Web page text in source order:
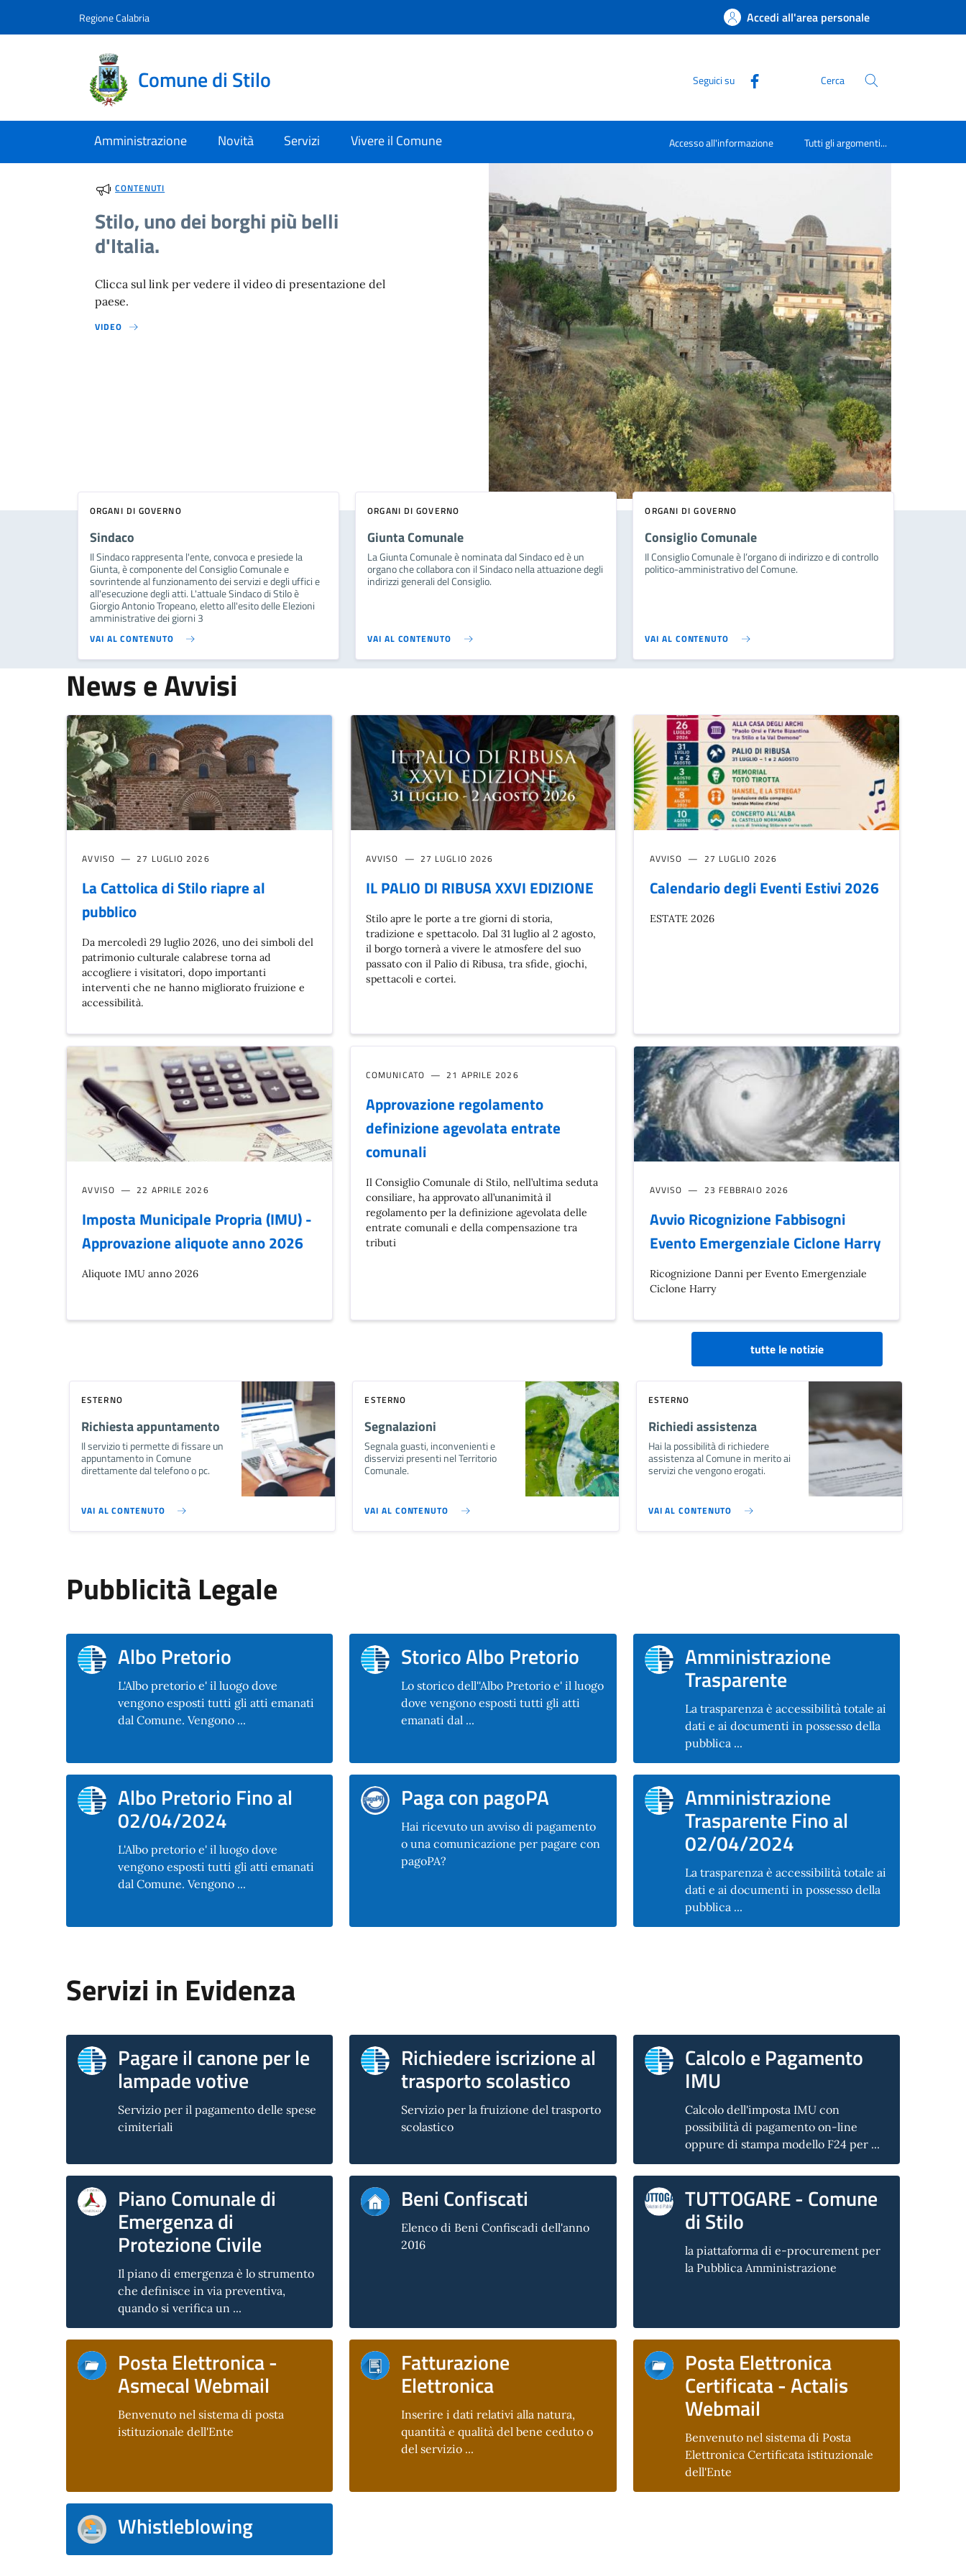
Regione Calabria Accedi all'area personale
Comune di Stilo Seguici su Cerca
Amministrazione Novità Servizi Vivere il Comune Accesso all'informazione Tutti gli argomenti...
CONTENUTI
Stilo, uno dei borghi più belli
d'Italia.
Clicca sul link per vedere il video di presentazione del
paese.
VIDEO
ORGANI DI GOVERNO
Sindaco
Il Sindaco rappresenta l'ente, convoca e presiede la
Giunta, è componente del Consiglio Comunale e
sovrintende al funzionamento dei servizi e degli uffici e
all'esecuzione degli atti. L'attuale Sindaco di Stilo è
Giorgio Antonio Tropeano, eletto all'esito delle Elezioni
amministrative dei giorni 3
VAI AL CONTENUTO
ORGANI DI GOVERNO
Giunta Comunale
La Giunta Comunale è nominata dal Sindaco ed è un
organo che collabora con il Sindaco nella attuazione degli
indirizzi generali del Consiglio.
VAI AL CONTENUTO
ORGANI DI GOVERNO
Consiglio Comunale
Il Consiglio Comunale è l’organo di indirizzo e di controllo
politico-amministrativo del Comune.
VAI AL CONTENUTO
News e Avvisi
AVVISO 27 LUGLIO 2026
La Cattolica di Stilo riapre al
pubblico
Da mercoledì 29 luglio 2026, uno dei simboli del
patrimonio culturale calabrese torna ad
accogliere i visitatori, dopo importanti
interventi che ne hanno migliorato fruizione e
accessibilità.
AVVISO 27 LUGLIO 2026
IL PALIO DI RIBUSA XXVI EDIZIONE
Stilo apre le porte a tre giorni di storia,
tradizione e spettacolo. Dal 31 luglio al 2 agosto,
il borgo tornerà a vivere le atmosfere del suo
passato con il Palio di Ribusa, tra sfide, giochi,
spettacoli e cortei.
AVVISO 27 LUGLIO 2026
Calendario degli Eventi Estivi 2026
ESTATE 2026
AVVISO 22 APRILE 2026
Imposta Municipale Propria (IMU) -
Approvazione aliquote anno 2026
Aliquote IMU anno 2026
COMUNICATO 21 APRILE 2026
Approvazione regolamento
definizione agevolata entrate
comunali
Il Consiglio Comunale di Stilo, nell’ultima seduta
consiliare, ha approvato all’unanimità il
regolamento per la definizione agevolata delle
entrate comunali e della compensazione tra
tributi
AVVISO 23 FEBBRAIO 2026
Avvio Ricognizione Fabbisogni
Evento Emergenziale Ciclone Harry
Ricognizione Danni per Evento Emergenziale
Ciclone Harry
tutte le notizie
ESTERNO
Richiesta appuntamento
Il servizio ti permette di fissare un
appuntamento in Comune
direttamente dal telefono o pc.
VAI AL CONTENUTO
ESTERNO
Segnalazioni
Segnala guasti, inconvenienti e
disservizi presenti nel Territorio
Comunale.
VAI AL CONTENUTO
ESTERNO
Richiedi assistenza
Hai la possibilità di richiedere
assistenza al Comune in merito ai
servizi che vengono erogati.
VAI AL CONTENUTO
Pubblicità Legale
Albo Pretorio
L'Albo pretorio e' il luogo dove
vengono esposti tutti gli atti emanati
dal Comune. Vengono ...
Storico Albo Pretorio
Lo storico dell''Albo Pretorio e' il luogo
dove vengono esposti tutti gli atti
emanati dal ...
Amministrazione
Trasparente
La trasparenza è accessibilità totale ai
dati e ai documenti in possesso della
pubblica ...
Albo Pretorio Fino al
02/04/2024
L'Albo pretorio e' il luogo dove
vengono esposti tutti gli atti emanati
dal Comune. Vengono ...
Paga con pagoPA
Hai ricevuto un avviso di pagamento
o una comunicazione per pagare con
pagoPA?
Amministrazione
Trasparente Fino al
02/04/2024
La trasparenza è accessibilità totale ai
dati e ai documenti in possesso della
pubblica ...
Servizi in Evidenza
Pagare il canone per le
lampade votive
Servizio per il pagamento delle spese
cimiteriali
Richiedere iscrizione al
trasporto scolastico
Servizio per la fruizione del trasporto
scolastico
Calcolo e Pagamento
IMU
Calcolo dell'imposta IMU con
possibilità di pagamento on-line
oppure di stampa modello F24 per ...
Piano Comunale di
Emergenza di
Protezione Civile
Il piano di emergenza è lo strumento
che definisce in via preventiva,
quando si verifica un ...
Beni Confiscati
Elenco di Beni Confiscadi dell'anno
2016
TUTTOGARE - Comune
di Stilo
la piattaforma di e-procurement per
la Pubblica Amministrazione
Posta Elettronica -
Asmecal Webmail
Benvenuto nel sistema di posta
istituzionale dell'Ente
Fatturazione
Elettronica
Inserire i dati relativi alla natura,
quantità e qualità del bene ceduto o
del servizio ...
Posta Elettronica
Certificata - Actalis
Webmail
Benvenuto nel sistema di Posta
Elettronica Certificata istituzionale
dell'Ente
Whistleblowing